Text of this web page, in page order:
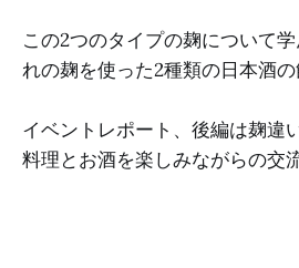
この2つのタイプの麹について
れの麹を使った2種類の日本酒の
イベントレポート、後編は麹違
料理とお酒を楽しみながらの交